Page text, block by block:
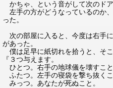
かちゃ、という音がして次のドア
左手の方がどうなっているのか
った。
次の部屋に入ると、今度は右手
があった。
僕は足早に紙切れを拾うと、そこ
『３つ与えます。
ひとつ。右手の地球儀を壊すこと
ふたつ。左手の寝袋を撃ち抜くこ
みっつ。あなたが死ぬこと。